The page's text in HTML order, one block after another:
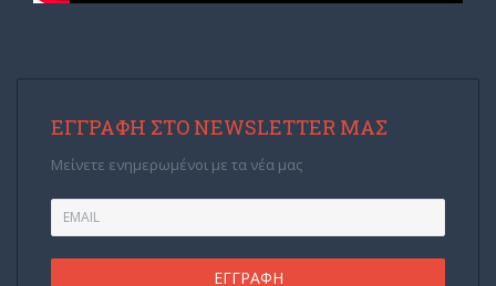
ΕΓΓΡΑΦΉ ΣΤΟ NEWSLETTER ΜΑΣ
Μείνετε ενημερωμένοι με τα νέα μας